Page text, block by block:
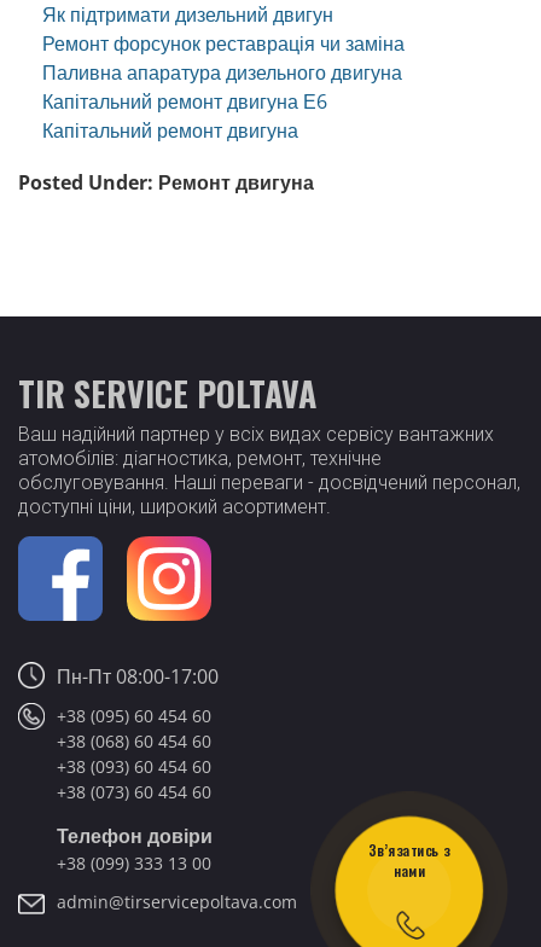
Як підтримати дизельний двигун
Ремонт форсунок реставрація чи заміна
Паливна апаратура дизельного двигуна
Капітальний ремонт двигуна Е6
Капітальний ремонт двигуна
Posted Under: Ремонт двигуна
TIR SERVICE POLTAVA
Ваш надійний партнер у всіх видах сервісу вантажних
атомобілів: діагностика, ремонт, технічне
обслуговування. Наші переваги - досвідчений персонал,
доступні ціни, широкий асортимент.
Пн-Пт 08:00-17:00
+38 (095) 60 454 60
+38 (068) 60 454 60
+38 (093) 60 454 60
+38 (073) 60 454 60
Телефон довіри
+38 (099) 333 13 00
admin@tirservicepoltava.com
Зв’язатись з
нами